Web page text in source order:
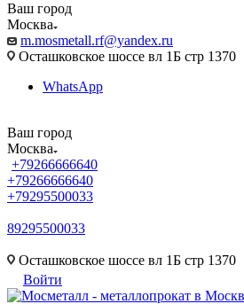
Ваш город
Москва
m.mosmetall.rf@yandex.ru
Осташковское шоссе вл 1Б стр 1370
WhatsApp
Ваш город
Москва
+79266666640
+79266666640
+79295500033
89295500033
Осташковское шоссе вл 1Б стр 1370
Войти